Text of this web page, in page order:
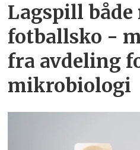
Lagspill både
fotballsko -
fra avdeling
mikrobiologi